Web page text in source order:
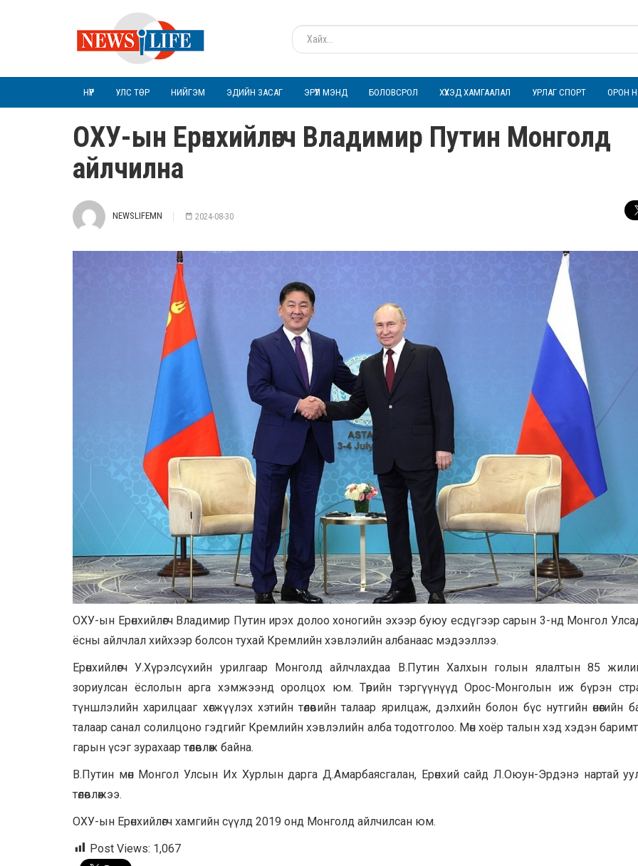
НҮҮР УЛС ТӨР НИЙГЭМ ЭДИЙН ЗАСАГ ЭРҮҮЛ МЭНД БОЛОВСРОЛ ХҮҮХЭД ХАМГААЛАЛ УРЛАГ СПОРТ ОРОН
ОХУ-ын Ерөнхийлөгч Владимир Путин Монголд
айлчилна
NEWSLIFEMN 2024-08-30
ОХУ-ын Ерөнхийлөгч Владимир Путин ирэх долоо хоногийн эхээр буюу есдүгээр сарын 3-нд Монгол
ёсны айлчлал хийхээр болсон тухай Кремлийн хэвлэлийн албанаас мэдээллээ.
Ерөнхийлөгч У.Хүрэлсүхийн урилгаар Монголд айлчлахдаа В.Путин Халхын голын ялалтын 85
зориулсан ёслолын арга хэмжээнд оролцох юм. Төрийн тэргүүнүүд Орос-Монголын иж бүрэн
түншлэлийн харилцааг хөгжүүлэх хэтийн төлөвийн талаар ярилцаж, дэлхийн болон бүс нутгийн өнөөгийн
талаар санал солилцоно гэдгийг Кремлийн хэвлэлийн алба тодотголоо. Мөн хоёр талын хэд хэдэн
гарын үсэг зурахаар төлөвлөж байна.
В.Путин мөн Монгол Улсын Их Хурлын дарга Д.Амарбаясгалан, Ерөнхий сайд Л.Оюун-Эрдэнэ нартай
төлөвлөжээ.
ОХУ-ын Ерөнхийлөгч хамгийн сүүлд 2019 онд Монголд айлчилсан юм.
Post Views: 1,067